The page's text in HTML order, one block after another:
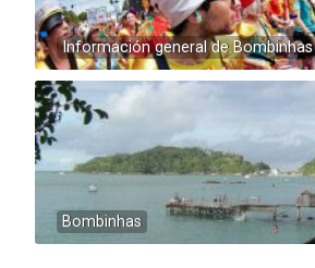
Información general de Bombinhas
Bombinhas